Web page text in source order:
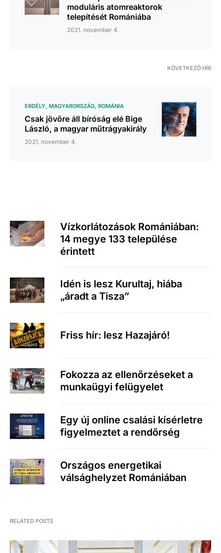
moduláris atomreaktorok
telepítését Romániába
2021. november 4.
KÖVETKEZŐ HÍR
ERDÉLY MAGYARORSZÁG ROMÁNIA
Csak jövőre áll bíróság elé Bige
László, a magyar műtrágyakirály
2021. november 4.
Vízkorlátozások Romániában:
14 megye 133 települése
érintett
Idén is lesz Kurultaj, hiába
„áradt a Tisza”
Friss hír: lesz Hazajáró!
Fokozza az ellenőrzéseket a
munkaügyi felügyelet
Egy új online csalási kísérletre
figyelmeztet a rendőrség
Országos energetikai
válsághelyzet Romániában
RELATED POSTS